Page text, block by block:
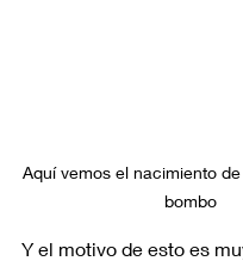
Aquí vemos el nacimiento
bombo
Y el motivo de esto es